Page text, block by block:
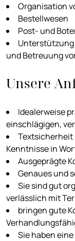
Organisation
Bestellwesen
Post- und
und Betreuung
Unsere
Idealerweise
einschlägigen,
Textsicherheit
Kenntnisse in
Ausgeprägte
Genaues und
Sie sind gut
verlässlich mit
bringen gute
Sie haben